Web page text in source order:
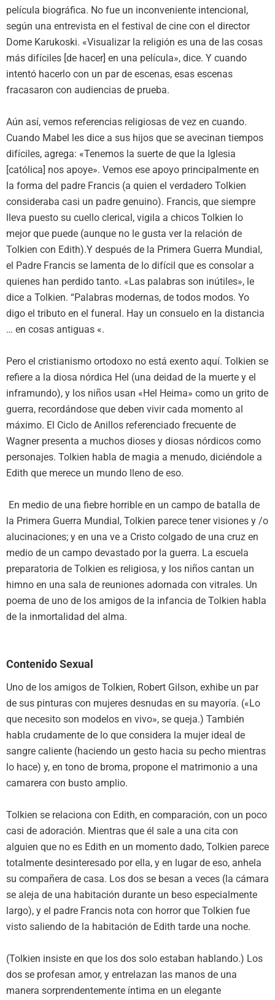
película biográfica. No fue un inconveniente intencional,
según una entrevista en el festival de cine con el director
Dome Karukoski. «Visualizar la religión es una de las cosas
más difíciles [de hacer] en una película», dice. Y cuando
intentó hacerlo con un par de escenas, esas escenas
fracasaron con audiencias de prueba.
Aún así, vemos referencias religiosas de vez en cuando.
Cuando Mabel les dice a sus hijos que se avecinan tiempos
difíciles, agrega: «Tenemos la suerte de que la Iglesia
[católica] nos apoye». Vemos ese apoyo principalmente en
la forma del padre Francis (a quien el verdadero Tolkien
consideraba casi un padre genuino). Francis, que siempre
lleva puesto su cuello clerical, vigila a chicos Tolkien lo
mejor que puede (aunque no le gusta ver la relación de
Tolkien con Edith).Y después de la Primera Guerra Mundial,
el Padre Francis se lamenta de lo difícil que es consolar a
quienes han perdido tanto. «Las palabras son inútiles», le
dice a Tolkien. “Palabras modernas, de todos modos. Yo
digo el tributo en el funeral. Hay un consuelo en la distancia
… en cosas antiguas «.
Pero el cristianismo ortodoxo no está exento aquí. Tolkien se
refiere a la diosa nórdica Hel (una deidad de la muerte y el
inframundo), y los niños usan «Hel Heima» como un grito de
guerra, recordándose que deben vivir cada momento al
máximo. El Ciclo de Anillos referenciado frecuente de
Wagner presenta a muchos dioses y diosas nórdicos como
personajes. Tolkien habla de magia a menudo, diciéndole a
Edith que merece un mundo lleno de eso.
En medio de una fiebre horrible en un campo de batalla de
la Primera Guerra Mundial, Tolkien parece tener visiones y /o
alucinaciones; y en una ve a Cristo colgado de una cruz en
medio de un campo devastado por la guerra. La escuela
preparatoria de Tolkien es religiosa, y los niños cantan un
himno en una sala de reuniones adornada con vitrales. Un
poema de uno de los amigos de la infancia de Tolkien habla
de la inmortalidad del alma.
Contenido Sexual
Uno de los amigos de Tolkien, Robert Gilson, exhibe un par
de sus pinturas con mujeres desnudas en su mayoría. («Lo
que necesito son modelos en vivo», se queja.) También
habla crudamente de lo que considera la mujer ideal de
sangre caliente (haciendo un gesto hacia su pecho mientras
lo hace) y, en tono de broma, propone el matrimonio a una
camarera con busto amplio.
Tolkien se relaciona con Edith, en comparación, con un poco
casi de adoración. Mientras que él sale a una cita con
alguien que no es Edith en un momento dado, Tolkien parece
totalmente desinteresado por ella, y en lugar de eso, anhela
su compañera de casa. Los dos se besan a veces (la cámara
se aleja de una habitación durante un beso especialmente
largo), y el padre Francis nota con horror que Tolkien fue
visto saliendo de la habitación de Edith tarde una noche.
(Tolkien insiste en que los dos solo estaban hablando.) Los
dos se profesan amor, y entrelazan las manos de una
manera sorprendentemente íntima en un elegante